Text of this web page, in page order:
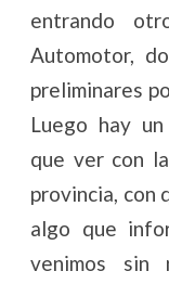
entrando
Automotor,
preliminares
Luego hay
que ver con
provincia, con
algo que
venimos sin